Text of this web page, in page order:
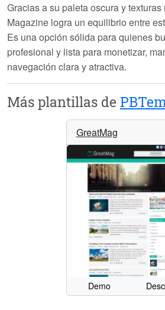
Gracias a su paleta oscura y texturas
Magazine logra un equilibrio entre
Es una opción sólida para quienes
profesional y lista para monetizar,
navegación clara y atractiva.
Más plantillas de
GreatMag
Demo